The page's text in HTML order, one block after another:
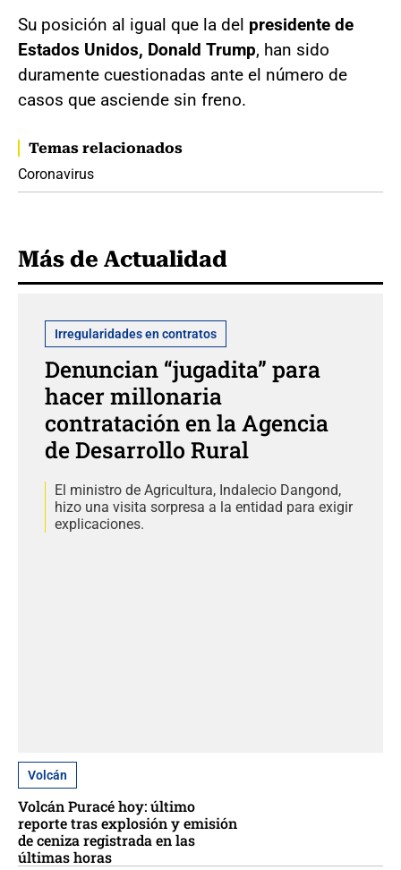
Su posición al igual que la del presidente de
Estados Unidos, Donald Trump, han sido
duramente cuestionadas ante el número de
casos que asciende sin freno.
Temas relacionados
Coronavirus
Más de Actualidad
Irregularidades en contratos
Denuncian “jugadita” para
hacer millonaria
contratación en la Agencia
de Desarrollo Rural
El ministro de Agricultura, Indalecio Dangond,
hizo una visita sorpresa a la entidad para exigir
explicaciones.
Volcán
Volcán Puracé hoy: último
reporte tras explosión y emisión
de ceniza registrada en las
últimas horas